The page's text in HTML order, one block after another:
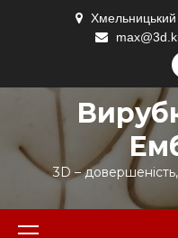
Хмельницький
3D – довершеність,
Primary